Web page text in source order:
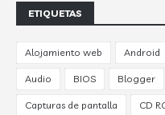
ETIQUETAS
Alojamiento web Android
Audio BIOS Blogger
Capturas de pantalla CD